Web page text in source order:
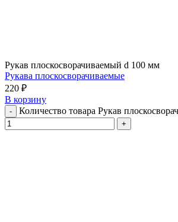
Рукав плоскосворачиваемый d 100 мм
Рукава плоскосворачиваемые
220 ₽
В корзину
Количество товара Рукав